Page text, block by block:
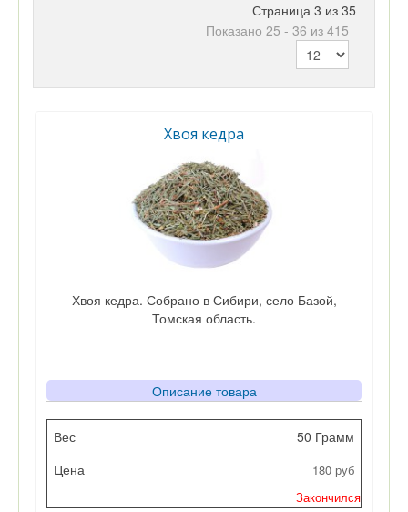
Страница 3 из 35
Показано 25 - 36 из 415
Хвоя кедра
Хвоя кедра. Собрано в Сибири, село Базой,
Томская область.
Описание товара
Вес
Цена
50 Грамм
180 руб
Закончился